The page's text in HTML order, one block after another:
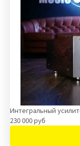
Интегральный
230 000 руб